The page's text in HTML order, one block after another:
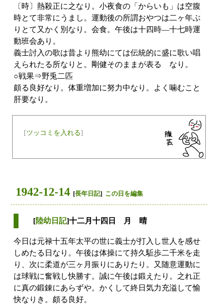
〔時〕熱殺正に之なり。小夜食の「からいも」は空腹
時とて非常にうまし。運動後の所謂おやつは二ヶ年ぶ
りとて又かく別なり。会食。午後は十四時―十七時運
動班会あり。
義士討入の歌は昔より熊幼にては伝統的に盛に歌い唱
えられたる所なりと。剛健そのままが表るゝなり。
○戦果⇒野兎二匹
頗る良好なり。体重増加に努力中なり。よく噛むこと
肝要なり。
[ツッコミを入れる]
1942-12-14 [長年日記] この日を編集
[陸幼日記]十二月十四日 月 晴
今日は元禄十五年太平の世に義士が打入し世人を感せ
しめたる日なり。午後は体操にて持久駈歩二千米を走
り、次に柔道が三ヶ月振りにありたり。又随意運動に
は球戦に奮戦し快勝す。誠に午後は鍛えたり。之れ正
に真の鍛錬にあらずや。かくして終日気力充溢して愉
快なりき。頗る良好。